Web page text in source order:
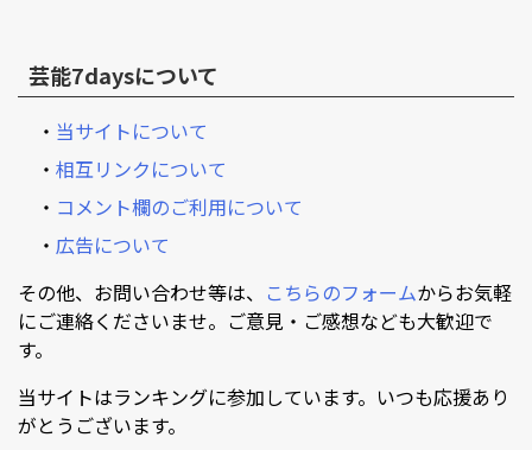
芸能7daysについて
・ 当サイトについて
・ 相互リンクについて
・ コメント欄のご利用について
・ 広告について
その他、お問い合わせ等は、 こちらのフォームからお気軽
にご連絡くださいませ。ご意見・ご感想なども大歓迎で
す。
当サイトはランキングに参加しています。いつも応援あり
がとうございます。